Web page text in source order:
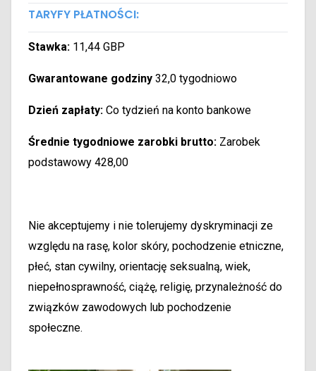
TARYFY PŁATNOŚCI:
Stawka: 11,44 GBP
Gwarantowane godziny 32,0 tygodniowo
Dzień zapłaty: Co tydzień na konto bankowe
Średnie tygodniowe zarobki brutto: Zarobek
podstawowy 428,00
Nie akceptujemy i nie tolerujemy dyskryminacji ze
względu na rasę, kolor skóry, pochodzenie etniczne,
płeć, stan cywilny, orientację seksualną, wiek,
niepełnosprawność, ciążę, religię, przynależność do
związków zawodowych lub pochodzenie
społeczne.